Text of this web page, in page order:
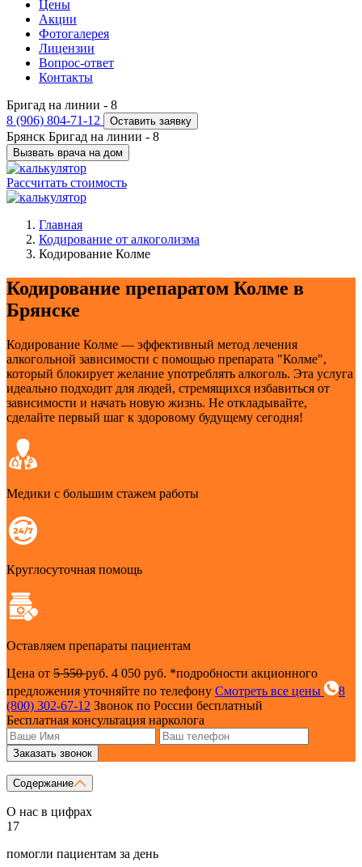
Цены
Акции
Фотогалерея
Лицензии
Вопрос-ответ
Контакты
Бригад на линии - 8
8 (906) 804-71-12
Оставить заявку
Брянск Бригад на линии - 8
Вызвать врача на дом
Рассчитать стоимость
Главная
Кодирование от алкоголизма
Кодирование Колме
Кодирование препаратом Колме в
Брянске
Кодирование Колме — эффективный метод лечения
алкогольной зависимости с помощью препарата "Колме",
который блокирует желание употреблять алкоголь. Эта услуга
идеально подходит для людей, стремящихся избавиться от
зависимости и начать новую жизнь. Не откладывайте,
сделайте первый шаг к здоровому будущему сегодня!
Медики с большим стажем работы
Круглосуточная помощь
Оставляем препараты пациентам
Цена от 5 550руб. 4 050 руб. *подробности акционного
предложения уточняйте по телефону Смотреть все цены
8
(800) 302-67-12 Звонок по России бесплатный
Бесплатная консультация нарколога
Заказать звонок
Содержание
О нас в цифрах
17
помогли пациентам за день